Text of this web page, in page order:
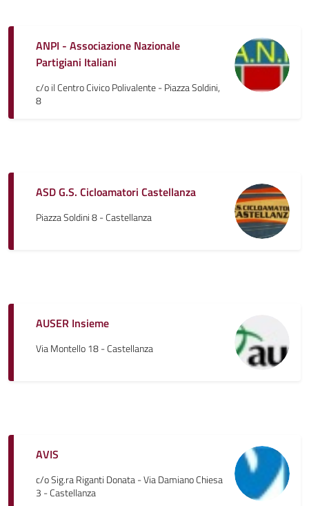
ANPI - Associazione Nazionale
Partigiani Italiani
c/o il Centro Civico Polivalente - Piazza Soldini,
8
ASD G.S. Cicloamatori Castellanza
Piazza Soldini 8 - Castellanza
AUSER Insieme
Via Montello 18 - Castellanza
AVIS
c/o Sig.ra Riganti Donata - Via Damiano Chiesa
3 - Castellanza